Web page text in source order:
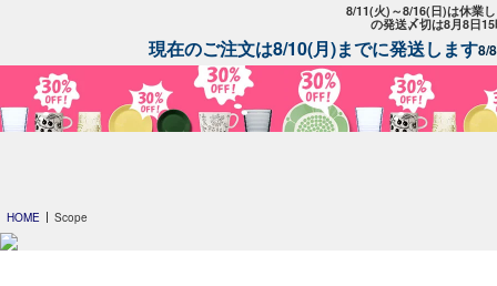
8/11(火)～8/16(日)は休業
の発送〆切は8月8日
現在のご注文は8/10(月)までに発送します8/
HOME Scope